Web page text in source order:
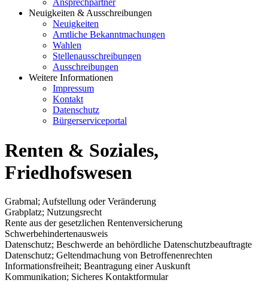
Ansprechpartner
Neuigkeiten & Ausschreibungen
Neuigkeiten
Amtliche Bekanntmachungen
Wahlen
Stellenausschreibungen
Ausschreibungen
Weitere Informationen
Impressum
Kontakt
Datenschutz
Bürgerserviceportal
Renten & Soziales,
Friedhofswesen
Grabmal; Aufstellung oder Veränderung
Grabplatz; Nutzungsrecht
Rente aus der gesetzlichen Rentenversicherung
Schwerbehindertenausweis
Datenschutz; Beschwerde an behördliche Datenschutzbeauftragte
Datenschutz; Geltendmachung von Betroffenenrechten
Informationsfreiheit; Beantragung einer Auskunft
Kommunikation; Sicheres Kontaktformular